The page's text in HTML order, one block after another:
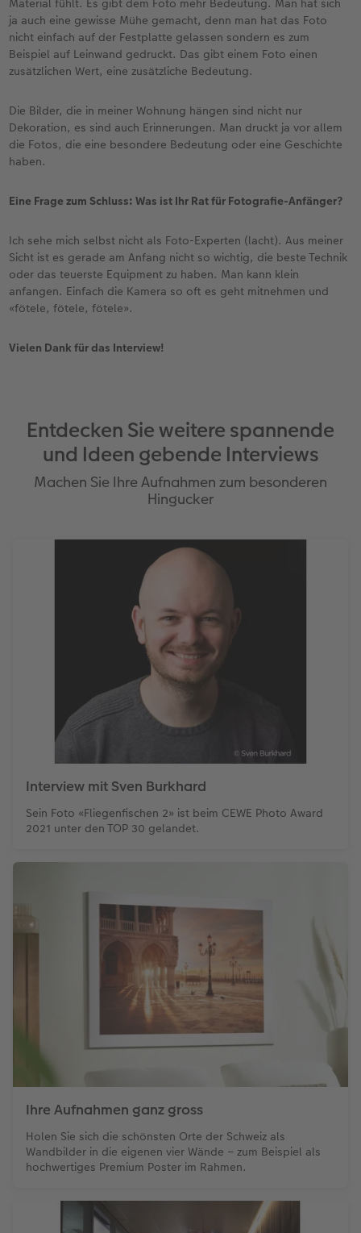
Material fühlt. Es gibt dem Foto mehr Bedeutung. Man hat sich
ja auch eine gewisse Mühe gemacht, denn man hat das Foto
nicht einfach auf der Festplatte gelassen sondern es zum
Beispiel auf Leinwand gedruckt. Das gibt einem Foto einen
zusätzlichen Wert, eine zusätzliche Bedeutung.
Die Bilder, die in meiner Wohnung hängen sind nicht nur
Dekoration, es sind auch Erinnerungen. Man druckt ja vor allem
die Fotos, die eine besondere Bedeutung oder eine Geschichte
haben.
Eine Frage zum Schluss: Was ist Ihr Rat für Fotografie-Anfänger?
Ich sehe mich selbst nicht als Foto-Experten (lacht). Aus meiner
Sicht ist es gerade am Anfang nicht so wichtig, die beste Technik
oder das teuerste Equipment zu haben. Man kann klein
anfangen. Einfach die Kamera so oft es geht mitnehmen und
«fötele, fötele, fötele».
Vielen Dank für das Interview!
Entdecken Sie weitere spannende
und Ideen gebende Interviews
Machen Sie Ihre Aufnahmen zum besonderen
Hingucker
Interview mit Sven Burkhard
Sein Foto «Fliegenfischen 2» ist beim CEWE Photo Award
2021 unter den TOP 30 gelandet.
Ihre Aufnahmen ganz gross
Holen Sie sich die schönsten Orte der Schweiz als
Wandbilder in die eigenen vier Wände – zum Beispiel als
hochwertiges Premium Poster im Rahmen.